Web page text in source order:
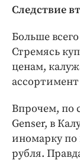
Следствие
Больше
Стремясь
ценам,
Впрочем, по
Genser, в
иномарку по
рубля.